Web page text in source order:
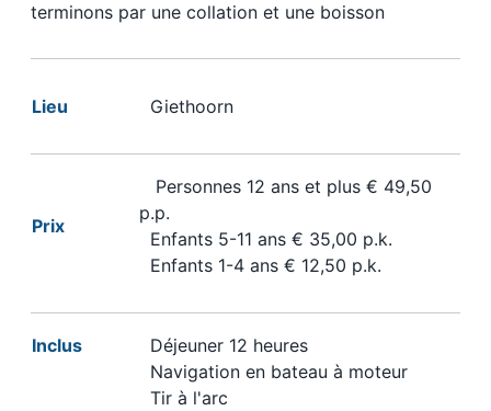
terminons par une collation et une boisson
Lieu Giethoorn
Prix
Personnes 12 ans et plus € 49,50
p.p.
Enfants 5-11 ans € 35,00 p.k.
Enfants 1-4 ans € 12,50 p.k.
Inclus
Déjeuner 12 heures
Navigation en bateau à moteur
Tir à l'arc